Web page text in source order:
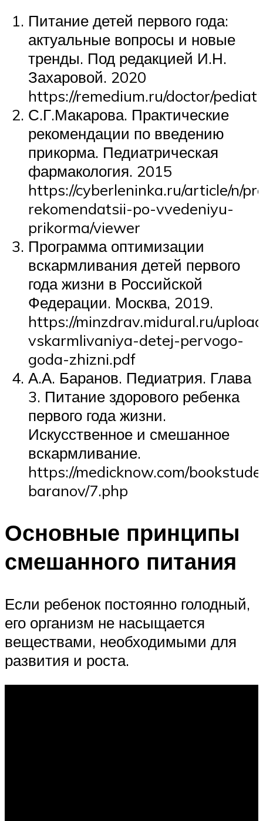
Питание детей первого года:
актуальные вопросы и новые
тренды. Под редакцией И.Н.
Захаровой. 2020
https://remedium.ru/doctor/
С.Г.Макарова. Практические
рекомендации по введению
прикорма. Педиатрическая
фармакология. 2015
https://cyberleninka.ru/article/n/
rekomendatsii-po-vvedeniyu-
prikorma/viewer
Программа оптимизации
вскармливания детей первого
года жизни в Российской
Федерации. Москва, 2019.
https://minzdrav.midural.ru/
vskarmlivaniya-detej-pervogo-
goda-zhizni.pdf
А.А. Баранов. Педиатрия. Глава
3. Питание здорового ребенка
первого года жизни.
Искусственное и смешанное
вскармливание.
https://medicknow.com/
baranov/7.php
Основные принципы
смешанного питания
Если ребенок постоянно голодный,
его организм не насыщается
веществами, необходимыми для
развития и роста.